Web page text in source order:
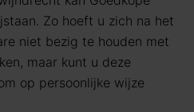
Zo hoeft u zich na het
niet bezig te houden met
maar kunt u deze
op persoonlijke wijze